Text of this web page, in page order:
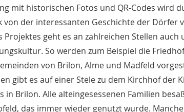
mit historischen Fotos und QR-Codes wird
von der interessanten Geschichte der Dörfer
Projektes geht es an zahlreichen Stellen auch
So werden zum Beispiel die
von Brilon, Alme und Madfeld
gibt es auf einer Stele zu dem Kirchhof der
in Brilon. Alle alteingesessenen Familien
das immer wieder genutzt wurde.